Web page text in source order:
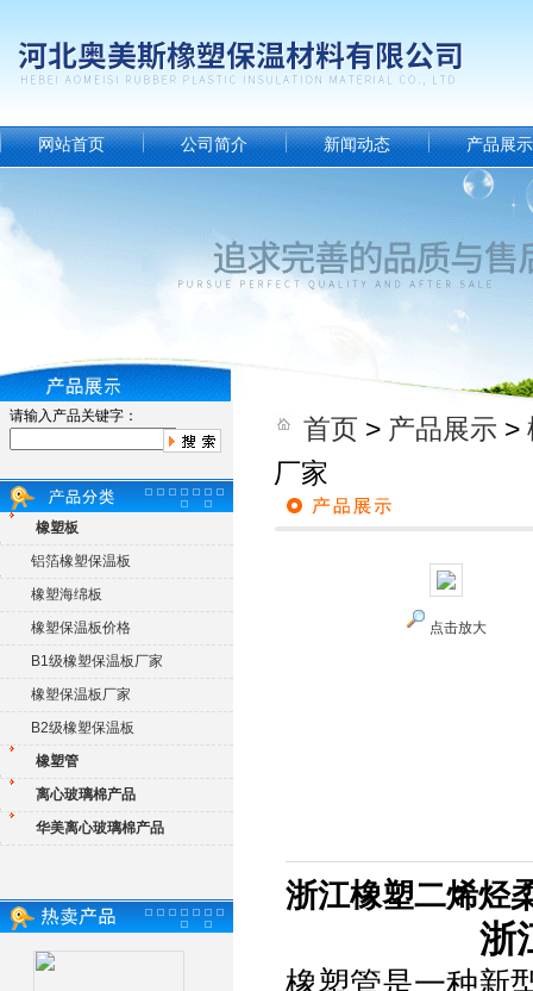
网站首页 公司简介 新闻动态 产品展示
请输入产品关键字：
橡塑板
铝箔橡塑保温板
橡塑海绵板
橡塑保温板价格
B1级橡塑保温板厂家
橡塑保温板厂家
B2级橡塑保温板
橡塑管
离心玻璃棉产品
华美离心玻璃棉产品
首页 > 产品展示 >
厂家
点击放大
浙江橡塑二烯烃
浙
橡塑管是一种新